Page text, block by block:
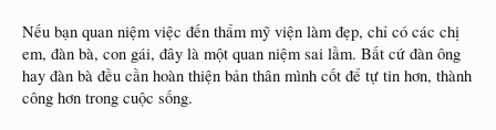
Nếu bạn quan niệm việc đến thẩm mỹ viện làm đẹp, chỉ có các chị
em, đàn bà, con gái, đây là một quan niệm sai lầm. Bất cứ đàn ông
hay đàn bà đều cần hoàn thiện bản thân mình cốt để tự tin hơn, thành
công hơn trong cuộc sống.